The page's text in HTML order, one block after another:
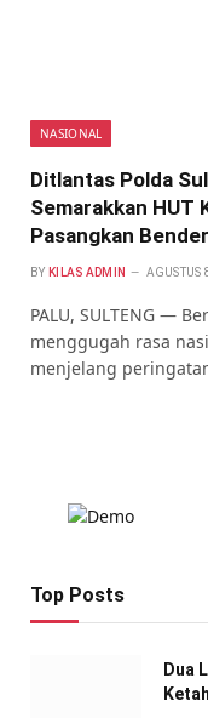
NASIONAL
Ditlantas Polda
Semarakkan HUT
Pasangkan
BY KILAS ADMIN AGUSTUS
PALU, SULTENG —
menggugah rasa
menjelang
Top Posts
Dua